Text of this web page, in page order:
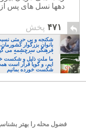
دهها نسل های پس
۴۷۱ پخش
شکنجه و بی حرمتی
بانوان بزرگوار
فرهنگی سرچشمه می
ایرانی، و یا تازیان؟
ما ملت ذلیل و شکست
ایم، و گویا قرار است
شکست خورده بمانیم
فضول محله را بهتر